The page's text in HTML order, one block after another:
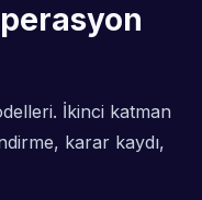
İkinci katman
karar kaydı,